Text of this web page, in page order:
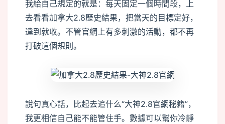
我給自己規定的就是：每天固定一個時間段，上
去看看加拿大2.8歷史結果，把當天的目標定好，
達到就收。不管官網上有多刺激的活動，都不再
打破這個規則。
說句真心話，比起去追什么“大神2.8官網秘籍”，
我更相信自己能不能管住手。數據可以幫你冷靜